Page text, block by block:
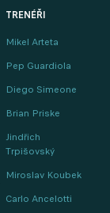
TRENÉŘI
Mikel Arteta
Pep Guardiola
Diego Simeone
Brian Priske
Jindřich
Trpišovský
Miroslav Koubek
Carlo Ancelotti